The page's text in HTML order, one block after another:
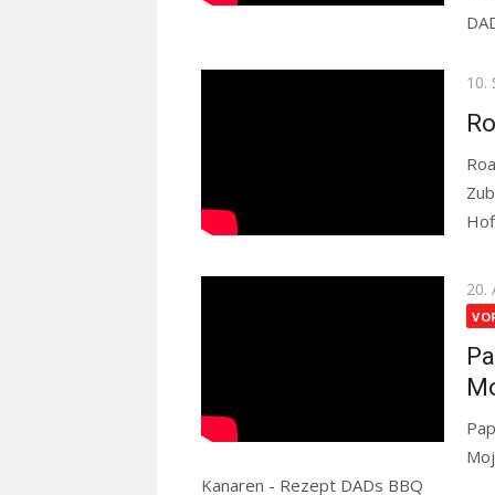
10.
on
20.
Kanaren - Rezept DADs BBQ